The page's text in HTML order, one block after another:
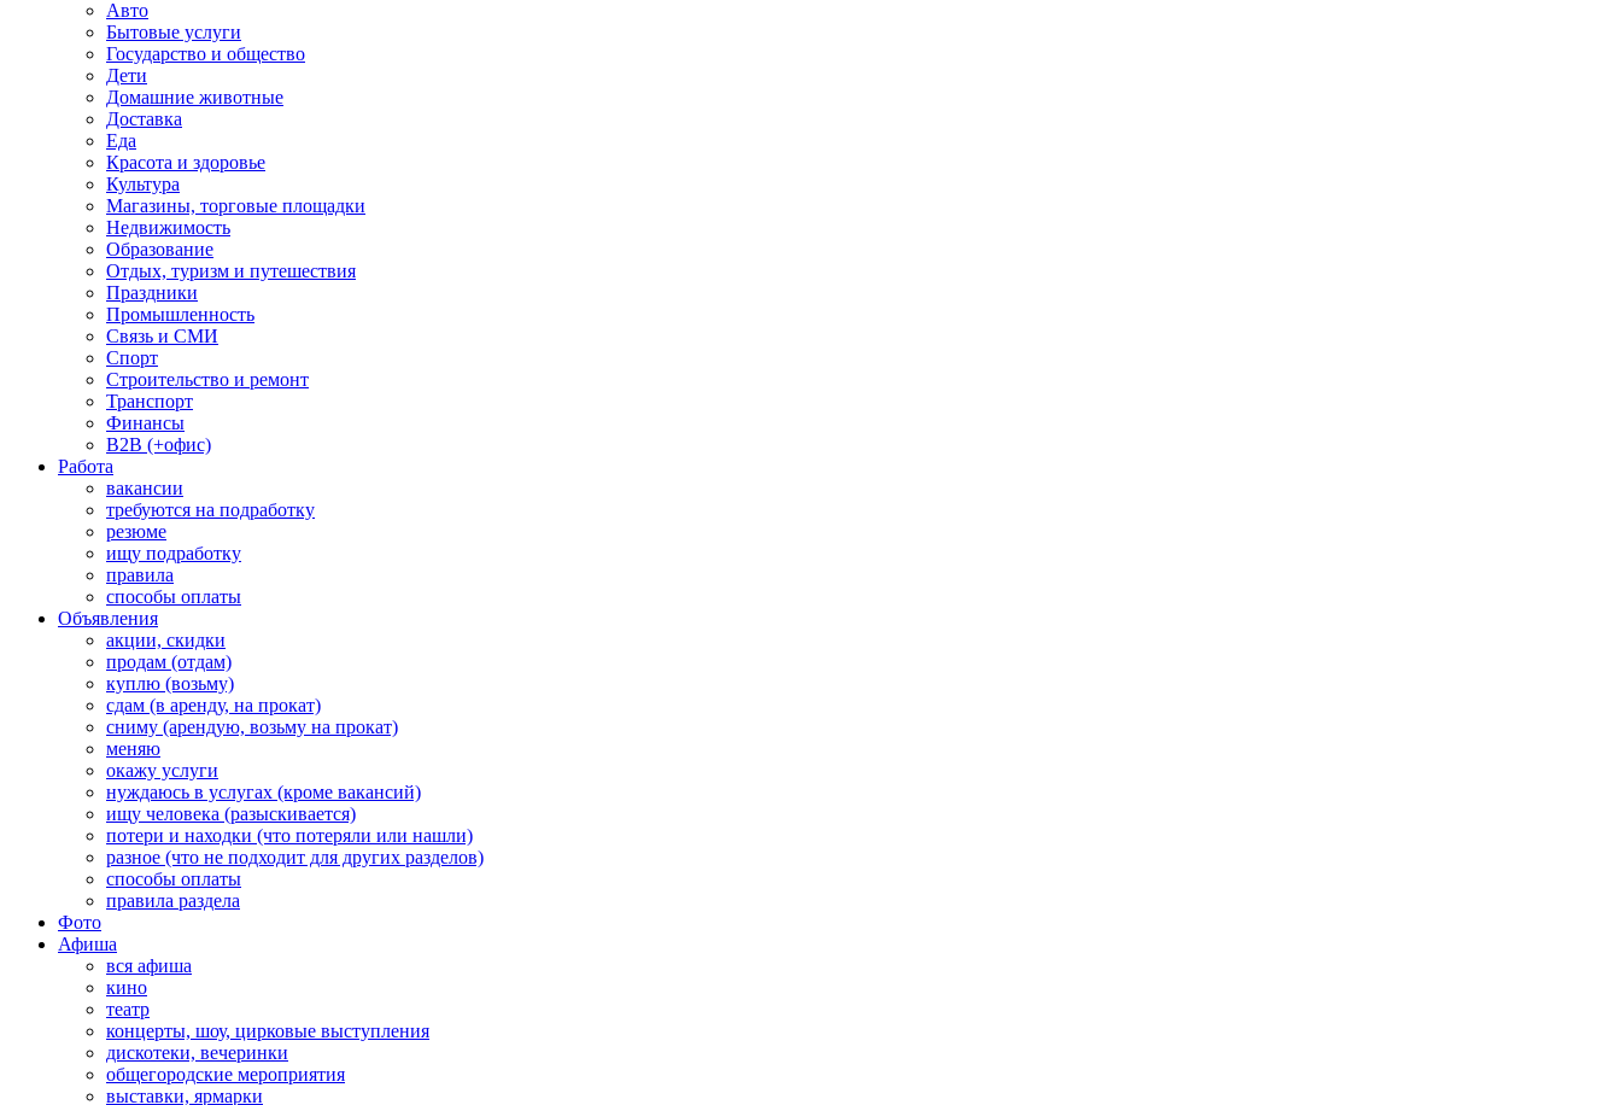
Авто
Бытовые услуги
Государство и общество
Дети
Домашние животные
Доставка
Еда
Красота и здоровье
Культура
Магазины, торговые площадки
Недвижимость
Образование
Отдых, туризм и путешествия
Праздники
Промышленность
Связь и СМИ
Спорт
Строительство и ремонт
Транспорт
Финансы
B2B (+офис)
Работа
вакансии
требуются на подработку
резюме
ищу подработку
правила
способы оплаты
Объявления
акции, скидки
продам (отдам)
куплю (возьму)
сдам (в аренду, на прокат)
сниму (арендую, возьму на прокат)
меняю
окажу услуги
нуждаюсь в услугах (кроме вакансий)
ищу человека (разыскивается)
потери и находки (что потеряли или нашли)
разное (что не подходит для других разделов)
способы оплаты
правила раздела
Фото
Афиша
вся афиша
кино
театр
концерты, шоу, цирковые выступления
дискотеки, вечеринки
общегородские мероприятия
выставки, ярмарки